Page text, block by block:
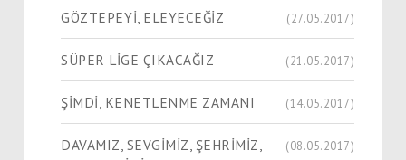
GÖZTEPEYİ, ELEYECEĞİZ (27.05.2017)
SÜPER LİGE ÇIKACAĞIZ (21.05.2017)
ŞİMDİ, KENETLENME ZAMANI (14.05.2017)
DAVAMIZ, SEVGİMİZ, ŞEHRİMİZ,
(08.05.2017)